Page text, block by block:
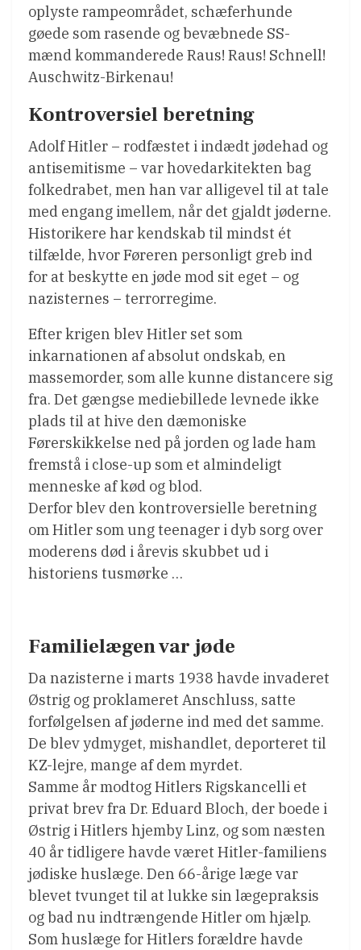
oplyste rampeområdet, schæferhunde
gøede som rasende og bevæbnede SS-
mænd kommanderede Raus! Raus! Schnell!
Auschwitz-Birkenau!
Kontroversiel beretning
Adolf Hitler – rodfæstet i indædt jødehad og
antisemitisme – var hovedarkitekten bag
folkedrabet, men han var alligevel til at tale
med engang imellem, når det gjaldt jøderne.
Historikere har kendskab til mindst ét
tilfælde, hvor Føreren personligt greb ind
for at beskytte en jøde mod sit eget – og
nazisternes – terrorregime.
Efter krigen blev Hitler set som
inkarnationen af absolut ondskab, en
massemorder, som alle kunne distancere sig
fra. Det gængse mediebillede levnede ikke
plads til at hive den dæmoniske
Førerskikkelse ned på jorden og lade ham
fremstå i close-up som et almindeligt
menneske af kød og blod.
Derfor blev den kontroversielle beretning
om Hitler som ung teenager i dyb sorg over
moderens død i årevis skubbet ud i
historiens tusmørke …
Familielægen var jøde
Da nazisterne i marts 1938 havde invaderet
Østrig og proklameret Anschluss, satte
forfølgelsen af jøderne ind med det samme.
De blev ydmyget, mishandlet, deporteret til
KZ-lejre, mange af dem myrdet.
Samme år modtog Hitlers Rigskancelli et
privat brev fra Dr. Eduard Bloch, der boede i
Østrig i Hitlers hjemby Linz, og som næsten
40 år tidligere havde været Hitler-familiens
jødiske huslæge. Den 66-årige læge var
blevet tvunget til at lukke sin lægepraksis
og bad nu indtrængende Hitler om hjælp.
Som huslæge for Hitlers forældre havde